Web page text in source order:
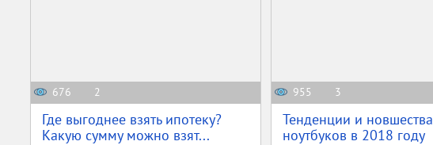
676 2
Где выгоднее взять ипотеку?
Какую сумму можно взят...
955 3
Тенденции и новшества
ноутбуков в 2018 году